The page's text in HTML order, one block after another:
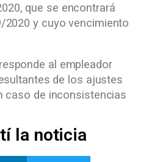
que se encontrará
y cuyo vencimiento
al empleador
de los ajustes
caso de inconsistencias
la noticia